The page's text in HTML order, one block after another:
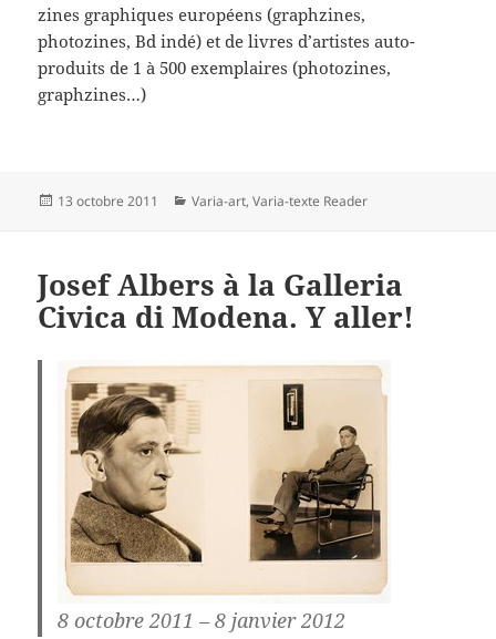
zines graphiques européens (graphzines,
photozines, Bd indé) et de livres d’artistes auto-
produits de 1 à 500 exemplaires (photozines,
graphzines…)
Publié
13 octobre 2011 Catégories
Varia-art,Varia-texte Reader
Josef Albers à la Galleria
Civica di Modena. Y aller!
8 octobre 2011 – 8 janvier 2012